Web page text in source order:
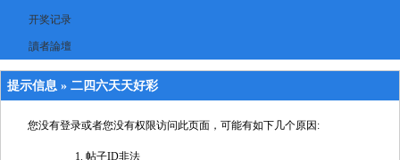
开奖记录
讀者論壇
提示信息 » 二四六天天好彩
您没有登录或者您没有权限访问此页面，可能有如下几个原因:
帖子ID非法